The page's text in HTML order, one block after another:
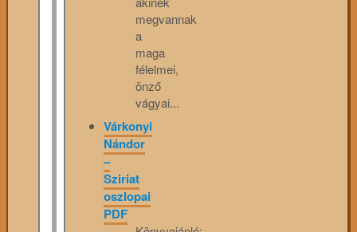
megvannak
a
maga
félelmei,
önző
vágyai...
Várkonyi
Nándor
–
Sziriat
oszlopai
PDF